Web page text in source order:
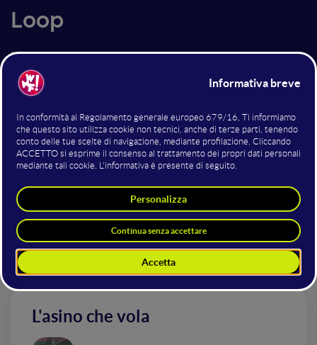
Loop
In questa società ogni essere umano ripete la stessa
azione più e più volte, in questa società ogni essere
umano ripete la stessa azione più e più volte, in questa
più volte, in questa società ogni essere umano ripete
la stessa azione più e più volte.
Altri interventi nella sala Movie
Area
L'asino che vola